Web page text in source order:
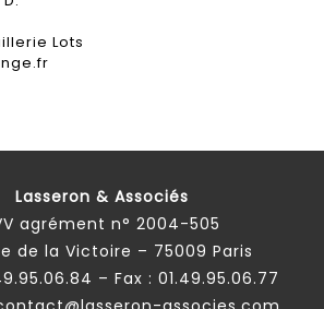
Lots
Lasseron & Associés
agrément n° 2004-505
de la Victoire – 75009 Paris
– Fax : 01.49.95.06.77